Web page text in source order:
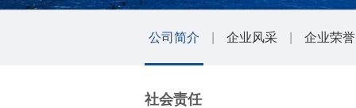
公司简介 企业风采 企业荣誉
社会责任